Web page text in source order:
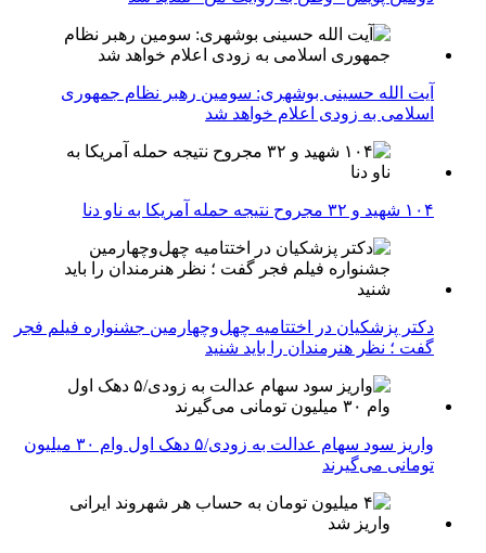
آیت الله حسینی بوشهری: سومین رهبر نظام جمهوری
اسلامی به زودی اعلام خواهد شد
۱۰۴ شهید و ۳۲ مجروح نتیجه حمله آمریکا به ناو دنا
دکتر پزشکیان در اختتامیه چهل‌وچهارمین جشنواره فیلم فجر
گفت ؛ نظر هنرمندان را باید شنید
واریز سود سهام عدالت به زودی/۵ دهک اول وام ۳۰ میلیون
تومانی می‌گیرند